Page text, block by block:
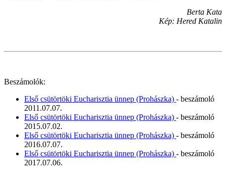
Berta Kata
Kép: Hered Katalin
Beszámolók:
Első csütörtöki Eucharisztia ünnep (Prohászka) - beszámoló
2011.07.07.
Első csütörtöki Eucharisztia ünnep (Prohászka) - beszámoló
2015.07.02.
Első csütörtöki Eucharisztia ünnep (Prohászka) - beszámoló
2016.07.07.
Első csütörtöki Eucharisztia ünnep (Prohászka) - beszámoló
2017.07.06.